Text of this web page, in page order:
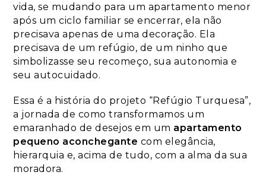
vida, se mudando para um apartamento menor
após um ciclo familiar se encerrar, ela não
precisava apenas de uma decoração. Ela
precisava de um refúgio, de um ninho que
simbolizasse seu recomeço, sua autonomia e
seu autocuidado.
Essa é a história do projeto “Refúgio Turquesa”,
a jornada de como transformamos um
emaranhado de desejos em um apartamento
pequeno aconchegante com elegância,
hierarquia e, acima de tudo, com a alma da sua
moradora.